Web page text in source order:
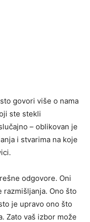
govori više o nama
ste stekli
– oblikovan je
i stvarima na koje
odgovore. Oni
Ono što
je upravo ono što
Zato vaš izbor može